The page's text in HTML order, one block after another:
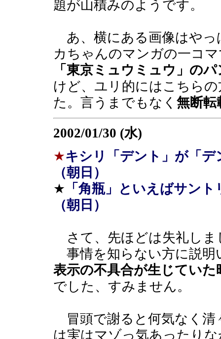
題が山積みのようです。
あ、横にある画像はやっ
カちゃんのマンガの一コ
「東京ミュウミュウ」の
けど、ユリ的にはこちらの
た。言うまでもなく 無断転
2002/01/30 (水)
★キシリ「デント」が「
（朝日）
★ 「角瓶」といえばサン
（朝日）
さて、先ほどは失礼しま
事情を知らない方に説明
表示の不具合が生じてい
でした、すみません。
冒頭で謝ると何気なく清
は実はマゾっ気あったり